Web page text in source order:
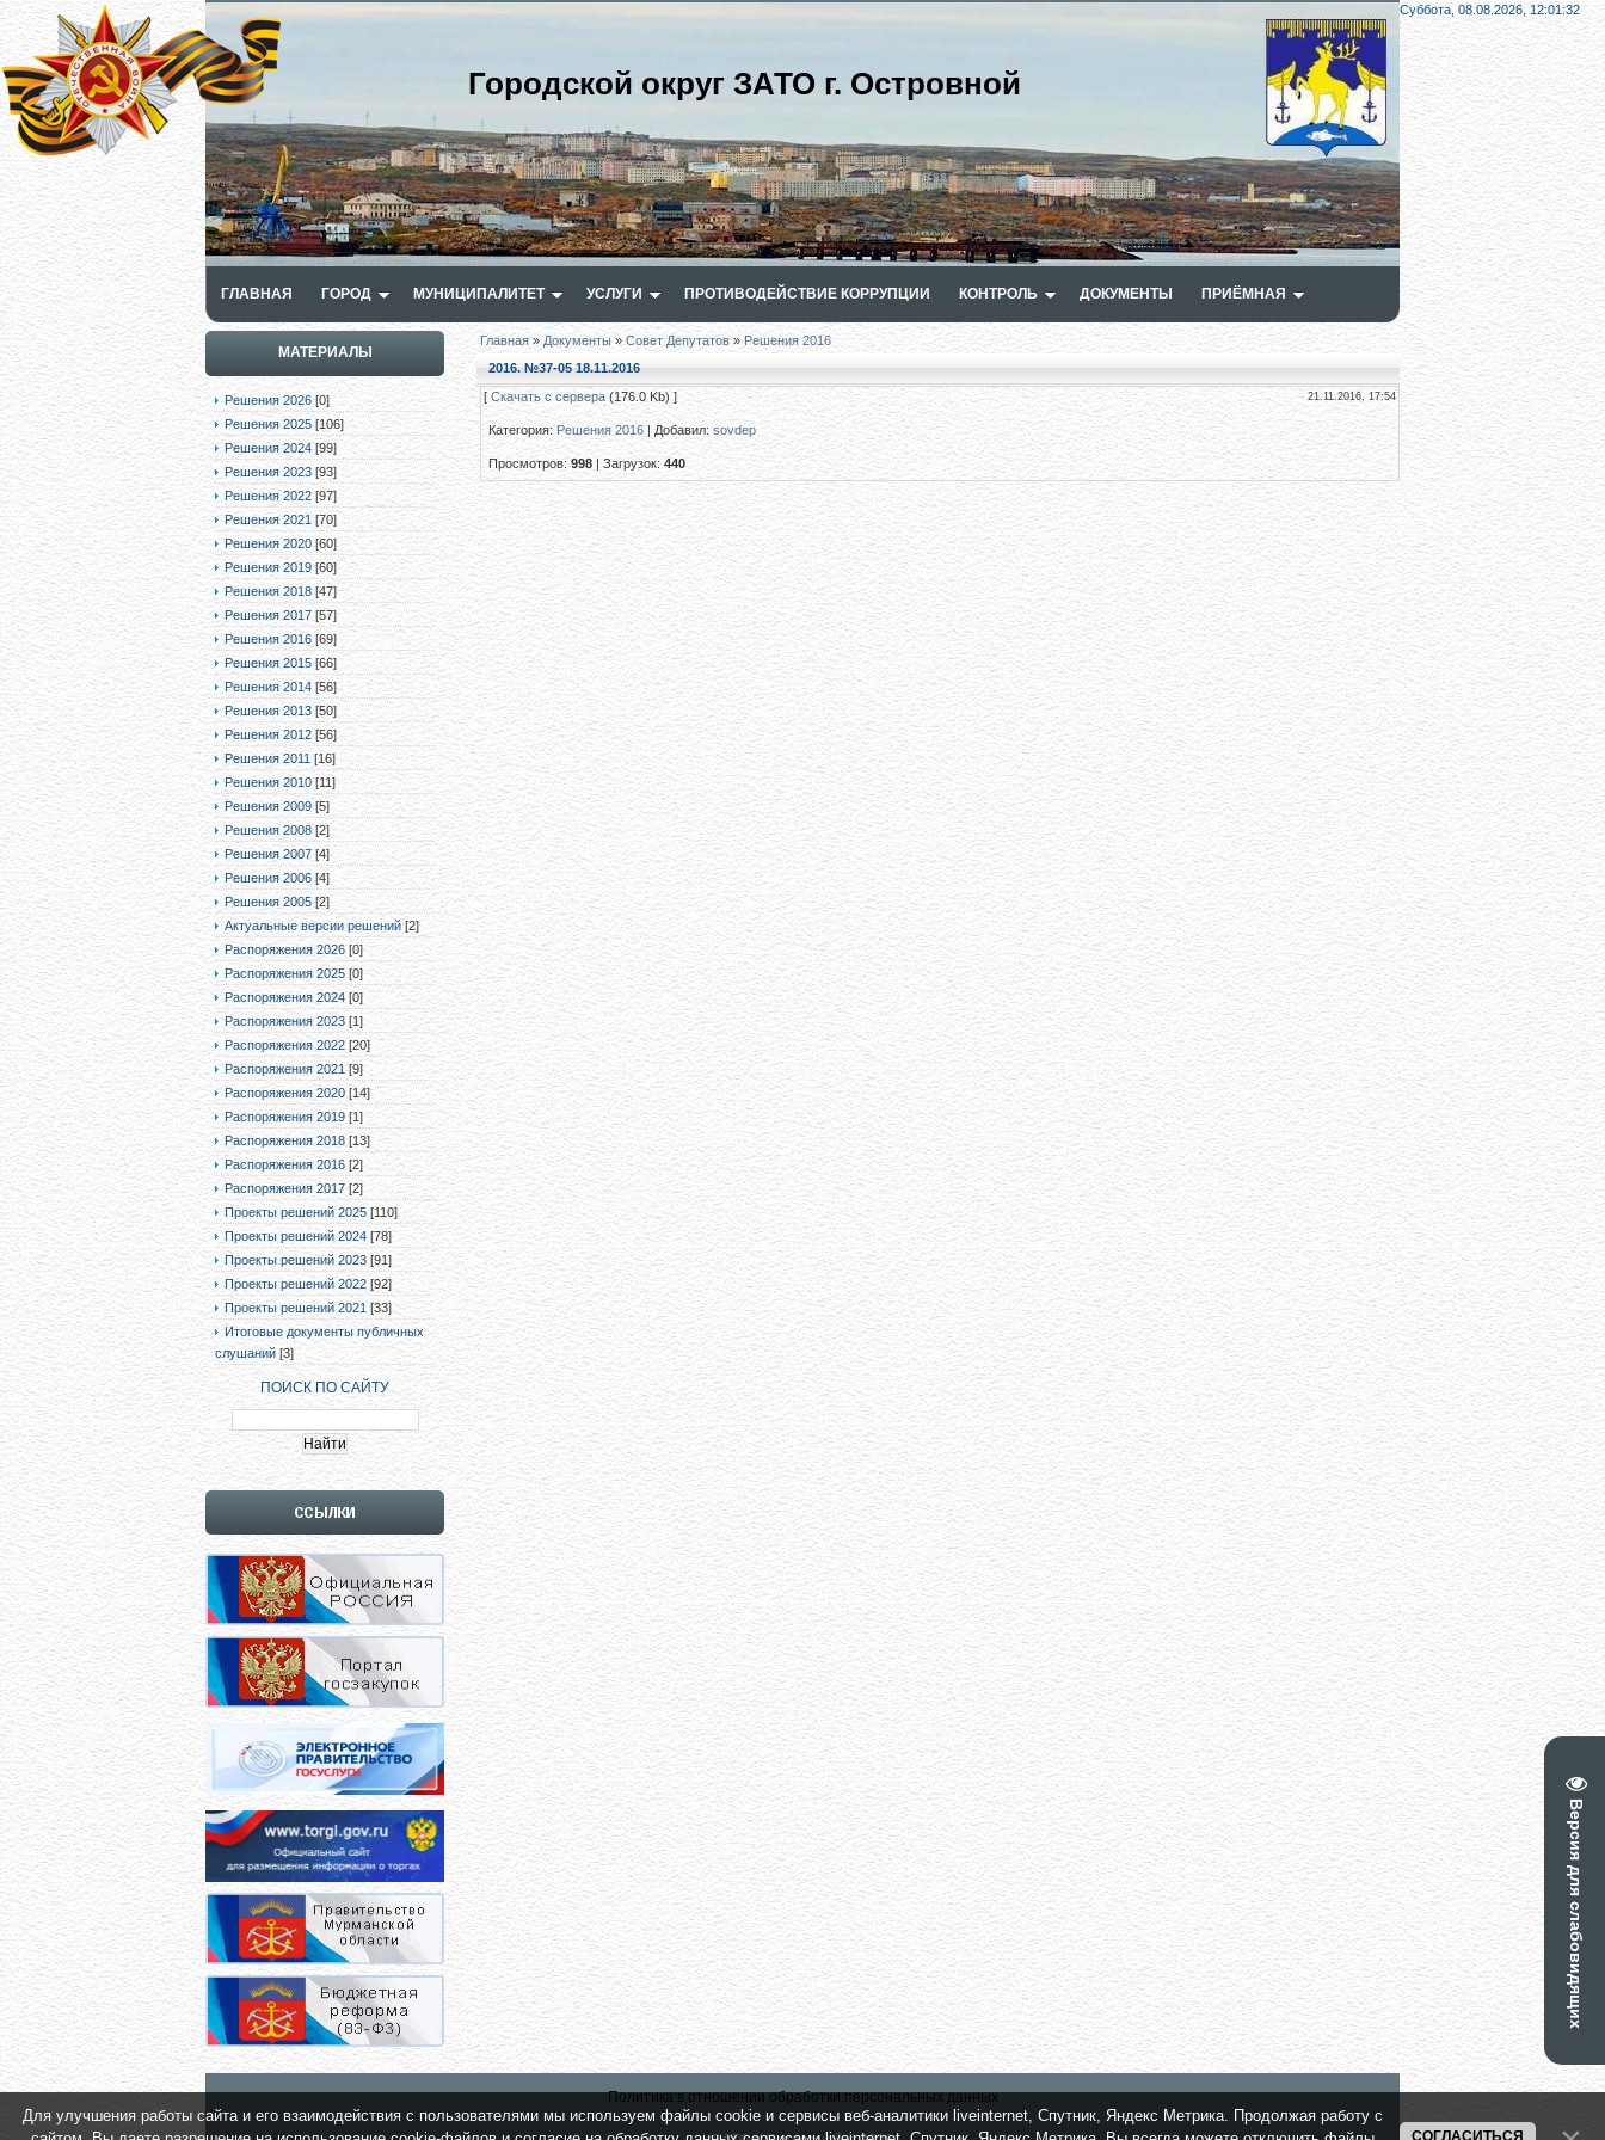
Версия для слабовидящих
Суббота, 08.08.2026,12:01:33
Городской округ ЗАТО г. Островной
ГЛАВНАЯ ГОРОД МУНИЦИПАЛИТЕТ УСЛУГИ ПРОТИВОДЕЙСТВИЕ КОРРУПЦИИ КОНТРОЛЬ ДОКУМЕНТЫ ПРИЁМНАЯ
МАТЕРИАЛЫ
Решения 2026 [0]
Решения 2025 [106]
Решения 2024 [99]
Решения 2023 [93]
Решения 2022 [97]
Решения 2021 [70]
Решения 2020 [60]
Решения 2019 [60]
Решения 2018 [47]
Решения 2017 [57]
Решения 2016 [69]
Решения 2015 [66]
Решения 2014 [56]
Решения 2013 [50]
Решения 2012 [56]
Решения 2011 [16]
Решения 2010 [11]
Решения 2009 [5]
Решения 2008 [2]
Решения 2007 [4]
Решения 2006 [4]
Решения 2005 [2]
Актуальные версии решений [2]
Распоряжения 2026 [0]
Распоряжения 2025 [0]
Распоряжения 2024 [0]
Распоряжения 2023 [1]
Распоряжения 2022 [20]
Распоряжения 2021 [9]
Распоряжения 2020 [14]
Распоряжения 2019 [1]
Распоряжения 2018 [13]
Распоряжения 2016 [2]
Распоряжения 2017 [2]
Проекты решений 2025 [110]
Проекты решений 2024 [78]
Проекты решений 2023 [91]
Проекты решений 2022 [92]
Проекты решений 2021 [33]
Итоговые документы публичных
слушаний [3]
ПОИСК ПО САЙТУ
Главная »Документы »Совет Депутатов»Решения 2016
2016. №37-05 18.11.2016
[ Скачать с сервера(176.0 Kb) ] 21.11.2016, 17:54
Категория:Решения 2016 |Добавил: sovdep
Просмотров:998 |Загрузок: 440
Политика в отношении обработки персональных данных
Для улучшения работы сайта и его взаимодействия с пользователями мы используем файлы cookie и сервисы веб-аналитики liveinternet, Спутник, Яндекс Метрика. Продолжая работу с
СОГЛАСИТЬСЯ